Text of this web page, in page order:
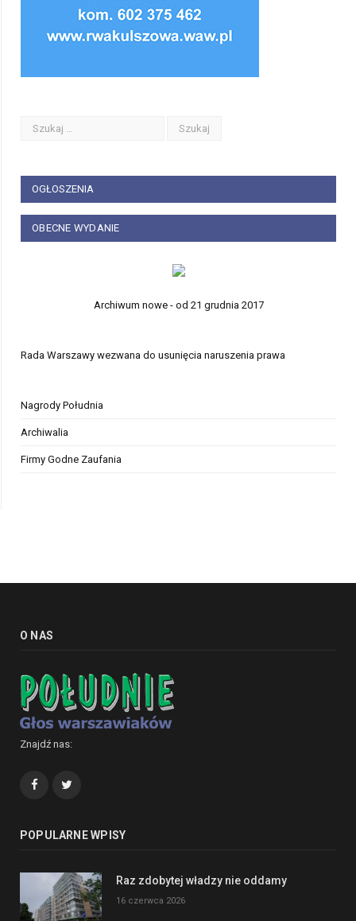
OGŁOSZENIA
OBECNE WYDANIE
Archiwum nowe - od 21 grudnia 2017
Rada Warszawy wezwana do usunięcia naruszenia prawa
Nagrody Południa
Archiwalia
Firmy Godne Zaufania
O NAS
Znajdź nas:
Facebook
POPULARNE WPISY
Raz zdobytej władzy nie oddamy
16 czerwca 2026